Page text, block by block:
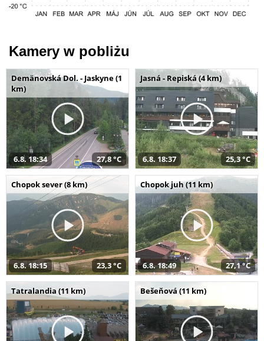
Kamery w pobliżu
Demänovská Dol. - Jaskyne (1
km)
6.8. 18:34 27,8 °C
Jasná - Repiská (4 km)
6.8. 18:37 25,3 °C
Chopok sever (8 km)
6.8. 18:15 23,3 °C
Chopok juh (11 km)
6.8. 18:49 27,1 °C
Tatralandia (11 km) Bešeňová (11 km)